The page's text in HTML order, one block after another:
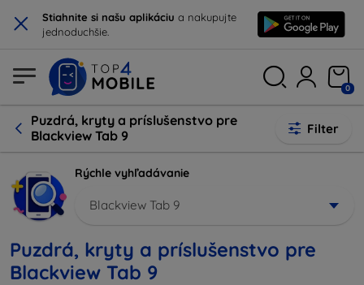
× Stiahnite si našu aplikáciu a nakupujte
jednoduchšie.
0
Puzdrá, kryty a príslušenstvo pre
Blackview Tab 9
Filter
Rýchle vyhľadávanie
Blackview Tab 9
Puzdrá, kryty a príslušenstvo pre
Blackview Tab 9